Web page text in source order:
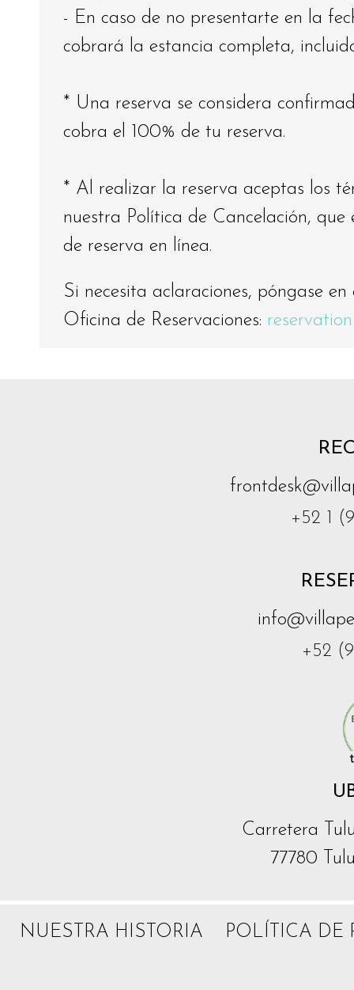
- En caso de no presentarte en la
cobrará la estancia completa,
* Una reserva se considera
cobra el 100% de tu reserva.
* Al realizar la reserva aceptas los
nuestra Política de Cancelación, que
de reserva en línea.
Si necesita aclaraciones, póngase
Oficina de Reservaciones:
+52 1
+52
Carretera
77780
NUESTRA HISTORIA POLÍTICA DE